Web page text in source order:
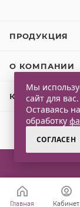
ПРОДУКЦИЯ
О КОМПАНИИ
КЛИЕНТАМ
Мы
сайт для вас.
Оставаясь
обработку
СОГЛАСЕН
Главная Кабинет